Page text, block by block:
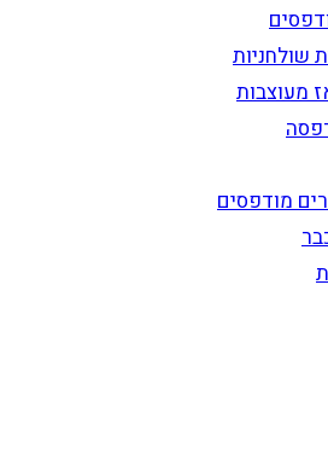
שולחניות
מעוצבות
מודפסים